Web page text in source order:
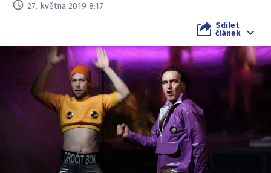
27. května 2019 8:17
Sdílet
článek